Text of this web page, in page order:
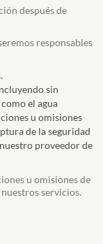
después de
responsables
sin
el agua
u omisiones
de la seguridad
proveedor de
u omisiones de
servicios.